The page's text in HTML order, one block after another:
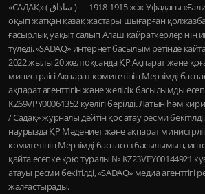
«САДАҚ» ( ساداق ) — 1915-1918 ж.ж Уфадағы «Ғалия» медресесінде
оқып жатқан қазақ жастары шығарған
ғасырлық уақыт салып Алаш қайраткерлерінің
түледі, «SADAQ» интернет басылым ретінде
2022 жылы 20 желтоқсанда ҚР Ақпарат және
министрлігі Ақпарат комитетінің Мерзімді
ақпарат агенттігін және желілік басылымды
KZ69VPY00061352 куәлігі берілді. Латын һәм
/ Садақ» журналы дейтін қос атау ресми
наурызда ҚР Мәдениет және ақпарат
комитетінің Мерзімді баспасөз басылымын,
қайта есепке қою туралы № KZ23VPY00144921
атауы ресми бекітілді, «SADAQ» медиа агенттігі
жалғастырады.